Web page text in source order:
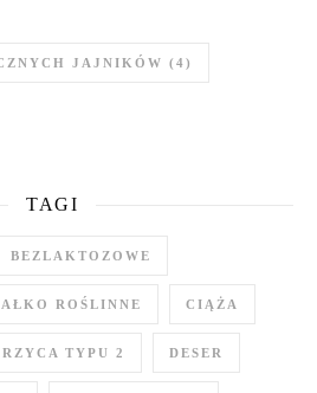
JAJNIKÓW (4)
TAGI
BEZLAKTOZOWE
ROŚLINNE CIĄŻA
TYPU 2 DESER